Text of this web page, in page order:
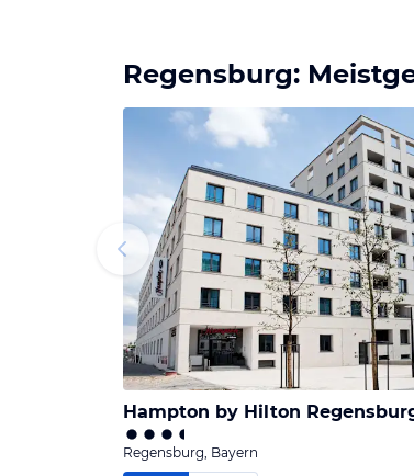
Regensburg:
Hampton by Hilton
Regensburg, Bayern